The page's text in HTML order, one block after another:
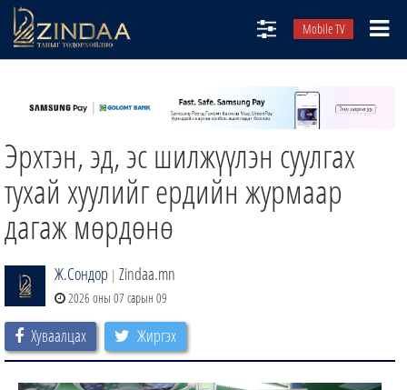
Mobile TV
ТВ8
ӨГЛӨӨНИЙ СОНИН
АУДИО ЗОХИОЛ
ЗИНДАА СЭТГҮҮЛ
Эрхтэн, эд, эс шилжүүлэн суулгах
тухай хуулийг ердийн журмаар
дагаж мөрдөнө
Ж.Сондор | Zindaa.mn
2026 оны 07 сарын 09
Хуваалцах Жиргэх